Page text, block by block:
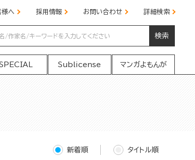
様へ 採用情報 お問い合わせ 詳細検索
検索
Sublicense マンガよもんが
新着順 タイトル順